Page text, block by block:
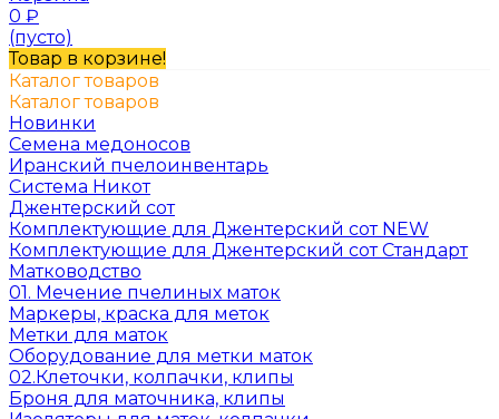
0 ₽
(пусто)
Товар в корзине!
Каталог товаров
Каталог товаров
Новинки
Семена медоносов
Иранский пчелоинвентарь
Система Никот
Джентерский сот
Комплектующие для Джентерский сот NEW
Комплектующие для Джентерский сот Стандарт
Матководство
01. Мечение пчелиных маток
Маркеры, краска для меток
Метки для маток
Оборудование для метки маток
02.Клеточки, колпачки, клипы
Броня для маточника, клипы